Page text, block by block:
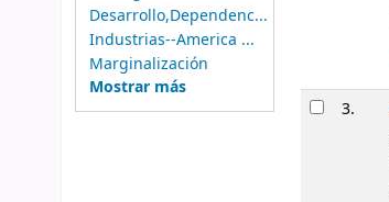
Desarrollo,Dependenc...
Industrias--America ...
Marginalización
Mostrar más
3.